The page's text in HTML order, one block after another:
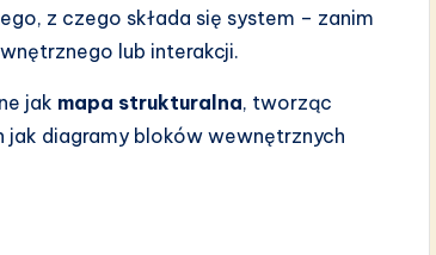
z czego składa się system – zanim
lub interakcji.
jak mapa strukturalna, tworząc
diagramy bloków wewnętrznych